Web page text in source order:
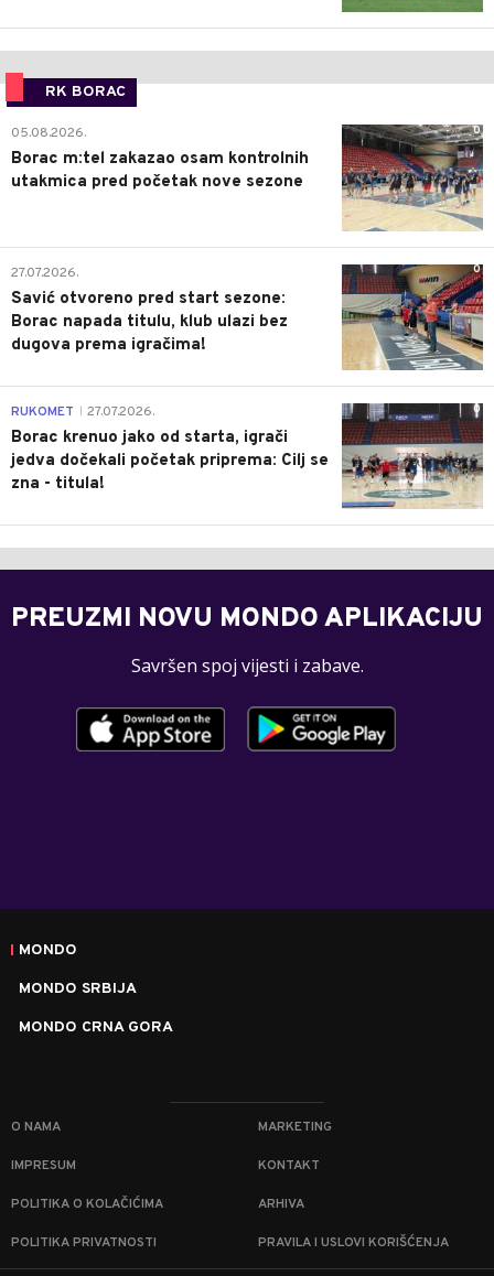
RK BORAC
0
05.08.2026.
Borac m:tel zakazao osam kontrolnih
utakmica pred početak nove sezone
0
27.07.2026.
Savić otvoreno pred start sezone:
Borac napada titulu, klub ulazi bez
dugova prema igračima!
0
RUKOMET 27.07.2026.
Borac krenuo jako od starta, igrači
jedva dočekali početak priprema: Cilj se
zna - titula!
PREUZMI NOVU MONDO APLIKACIJU
Savršen spoj vijesti i zabave.
MONDO
MONDO SRBIJA
MONDO CRNA GORA
O NAMA MARKETING
IMPRESUM KONTAKT
POLITIKA O KOLAČIĆIMA ARHIVA
POLITIKA PRIVATNOSTI PRAVILA I USLOVI KORIŠĆENJA